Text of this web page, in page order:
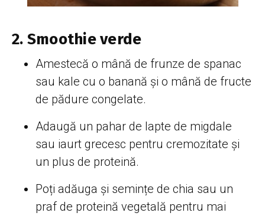
2. Smoothie verde
Amestecă o mână de frunze de spanac
sau kale cu o banană și o mână de fructe
de pădure congelate.
Adaugă un pahar de lapte de migdale
sau iaurt grecesc pentru cremozitate și
un plus de proteină.
Poți adăuga și semințe de chia sau un
praf de proteină vegetală pentru mai